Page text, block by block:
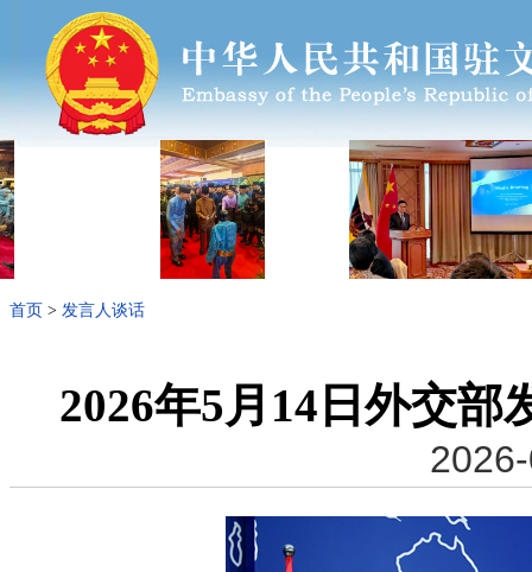
首页 > 发言人谈话
2026年5月14日外交